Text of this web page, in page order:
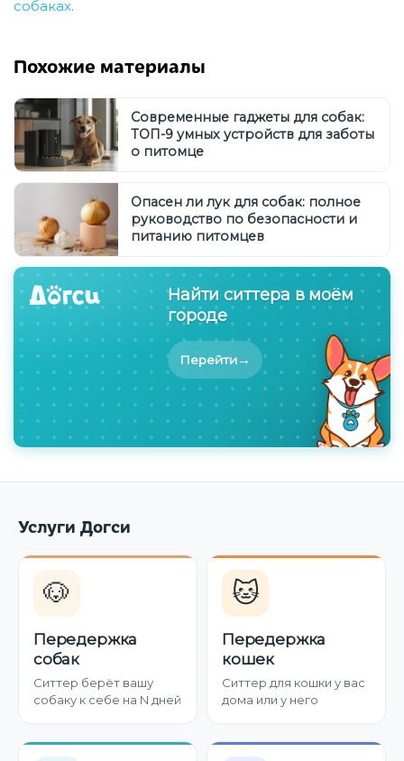
собаках.
Похожие материалы
Современные гаджеты для собак:
ТОП-9 умных устройств для заботы
о питомце
Опасен ли лук для собак: полное
руководство по безопасности и
питанию питомцев
Найти ситтера в моём
городе
Перейти→
Услуги Догси
🐶
Передержка
собак
Ситтер берёт вашу
собаку к себе на N дней
🐱
Передержка
кошек
Ситтер для кошки у вас
дома или у него